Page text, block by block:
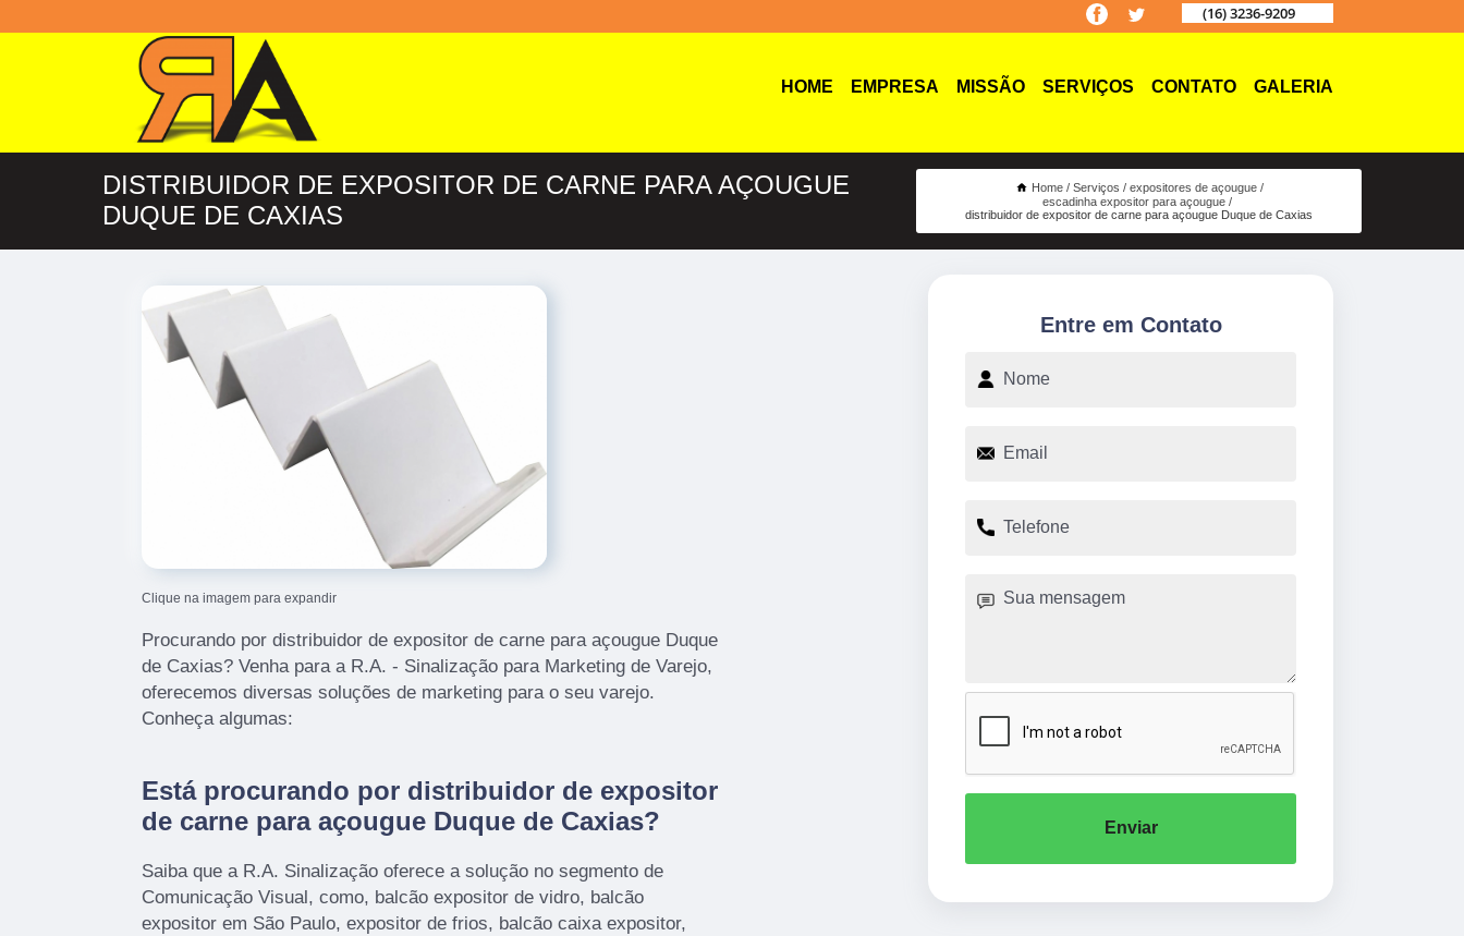
(16) 3236-9209
HOME EMPRESA MISSÃO SERVIÇOS CONTATO GALERIA
DISTRIBUIDOR DE EXPOSITOR DE CARNE PARA AÇOUGUE
DUQUE DE CAXIAS
Home Serviços
expositores de açougue
escadinha expositor para açougue
distribuidor de expositor de carne para açougue Duque de Caxias
Clique na imagem para expandir
Procurando por distribuidor de expositor de carne para açougue Duque
de Caxias? Venha para a R.A. - Sinalização para Marketing de Varejo,
oferecemos diversas soluções de marketing para o seu varejo.
Conheça algumas:
Está procurando por distribuidor de expositor
de carne para açougue Duque de Caxias?
Saiba que a R.A. Sinalização oferece a solução no segmento de
Comunicação Visual, como, balcão expositor de vidro, balcão
expositor em São Paulo, expositor de frios, balcão caixa expositor,
Entre em Contato
Enviar